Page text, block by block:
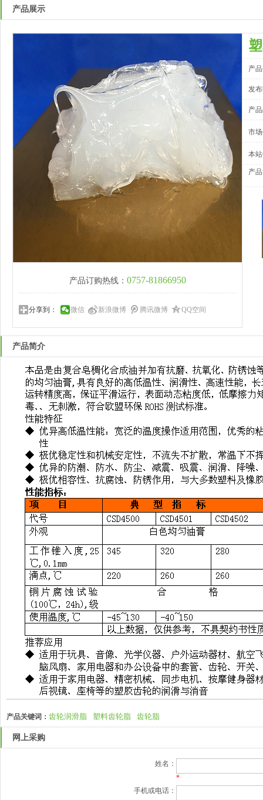
产品展示
产品订购热线： 0757-81866950
分享到： 微信 新浪微博 腾讯微博 QQ空间
产
发布
产
市
本
产
产品简介
产品关键词： 齿轮润滑脂 塑料齿轮脂 齿轮脂
网上采购
姓名：
*
手机或电话：